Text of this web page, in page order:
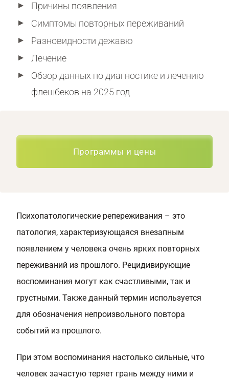
Причины появления
Симптомы повторных переживаний
Разновидности дежавю
Лечение
Обзор данных по диагностике и лечению
флешбеков на 2025 год
Программы и цены
Психопатологические репереживания – это
патология, характеризующаяся внезапным
появлением у человека очень ярких повторных
переживаний из прошлого. Рецидивирующие
воспоминания могут как счастливыми, так и
грустными. Также данный термин используется
для обозначения непроизвольного повтора
событий из прошлого.
При этом воспоминания настолько сильные, что
человек зачастую теряет грань между ними и